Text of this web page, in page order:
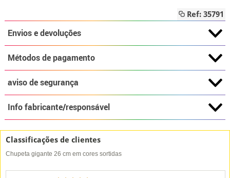
Ref: 35791
Envios e devoluções
Métodos de pagamento
aviso de segurança
Info fabricante/responsável
Classificações de clientes
Chupeta gigante 26 cm em cores sortidas